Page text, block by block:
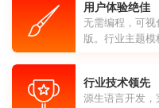
用户体验绝佳
无需编程，可
版。行业主题
行业技术领先
源生语言开发